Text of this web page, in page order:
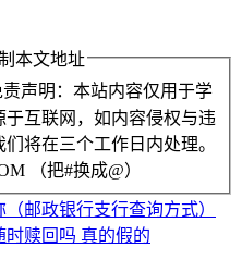
本文地址
责声明：本站内容仅用于学
互联网，如内容侵权与违
将在三个工作日内处理。
（把#换成@）
邮政银行支行查询方式）
赎回吗 真的假的